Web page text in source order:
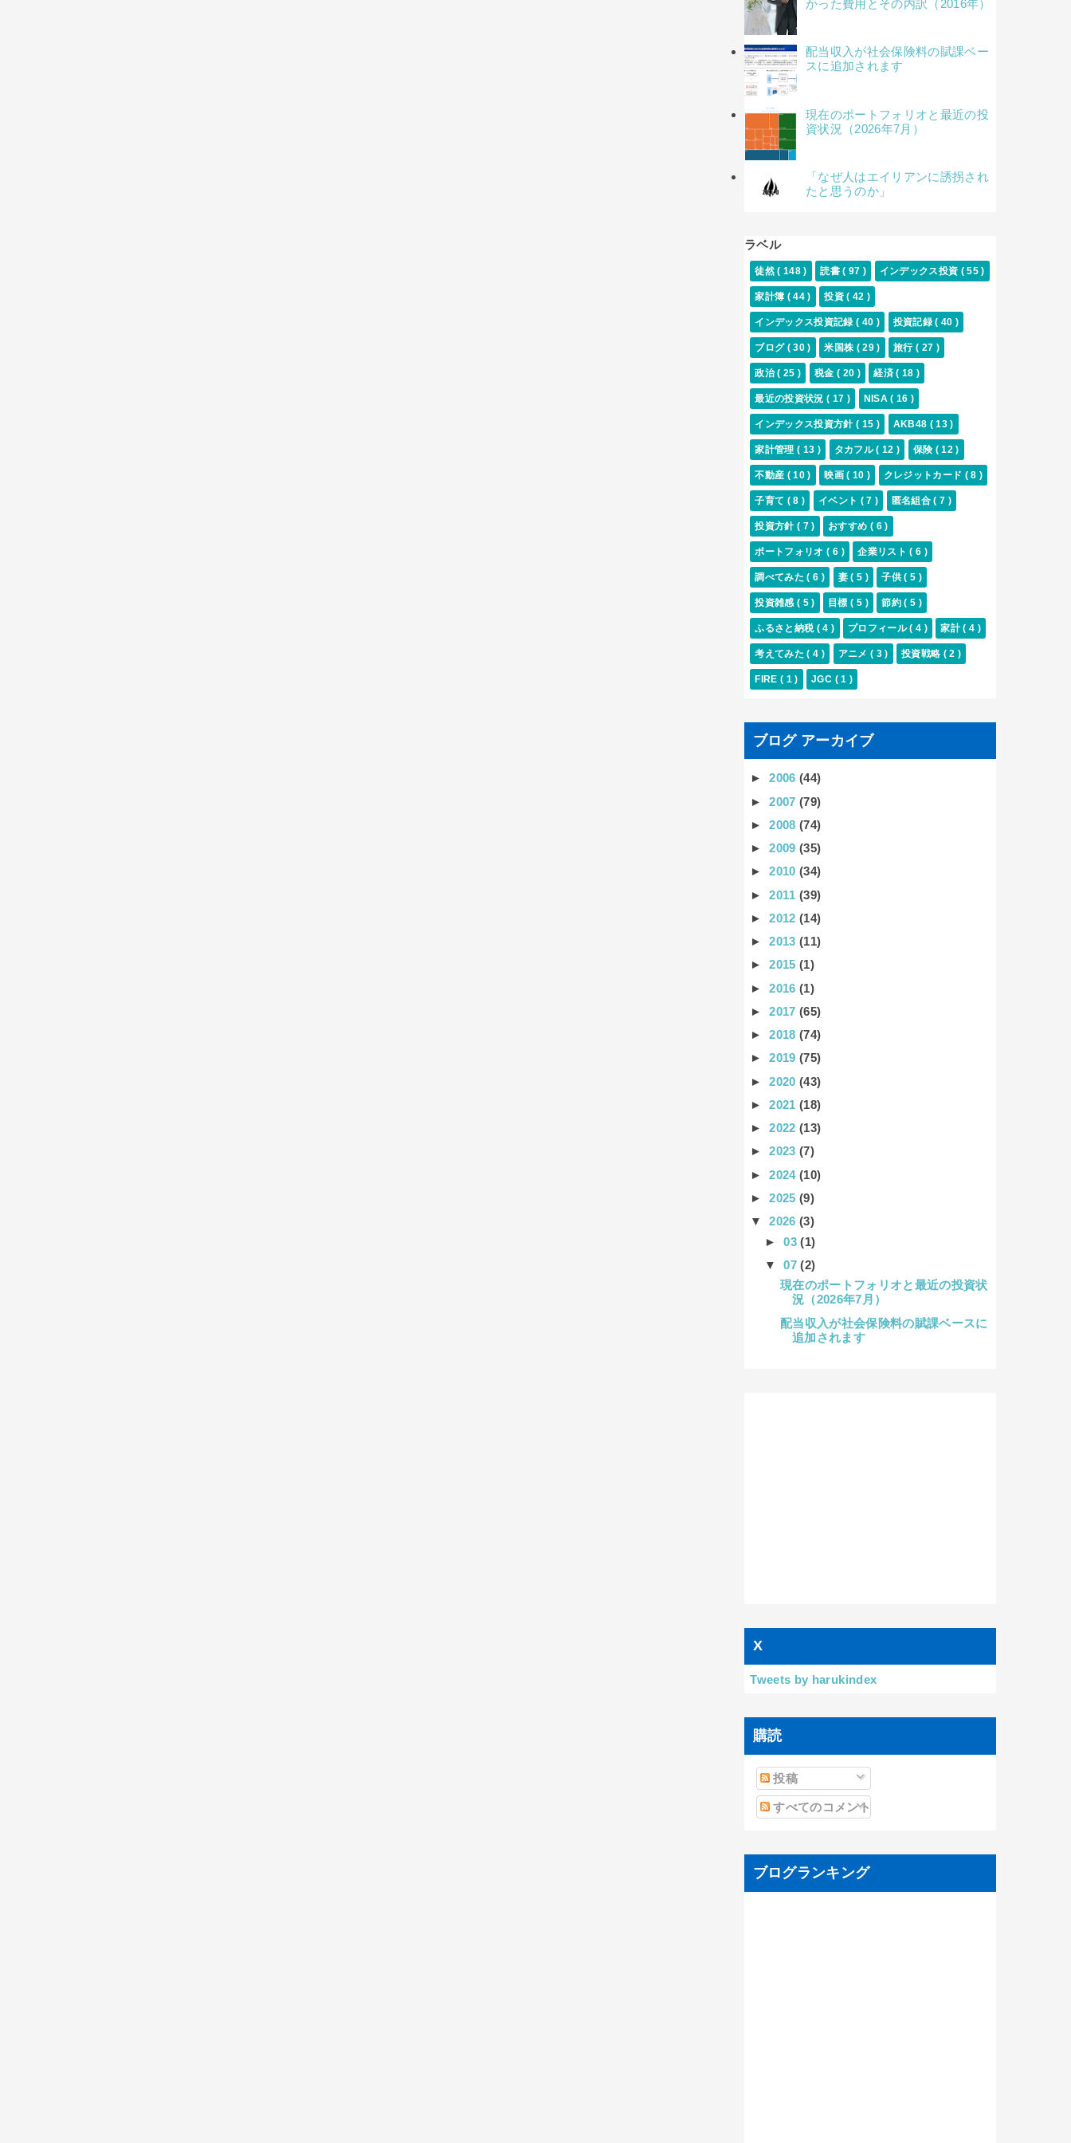
かった費用とその内訳（2016年）
配当収入が社会保険料の賦課ベー
スに追加されます
現在のポートフォリオと最近の投
資状況（2026年7月）
「なぜ人はエイリアンに誘拐され
たと思うのか」
ラベル
徒然( 148 ) 読書( 97 ) インデックス投資 ( 55 )
家計簿 ( 44 ) 投資( 42 )
インデックス投資記録( 40 ) 投資記録( 40 )
ブログ ( 30 ) 米国株 ( 29 ) 旅行 ( 27 )
政治( 25 ) 税金 ( 20 ) 経済( 18 )
最近の投資状況( 17 ) NISA( 16 )
インデックス投資方針( 15 ) AKB48 ( 13 )
家計管理( 13 ) タカフル( 12 ) 保険 ( 12 )
不動産 ( 10 ) 映画( 10 ) クレジットカード ( 8 )
子育て ( 8 ) イベント ( 7 ) 匿名組合( 7 )
投資方針( 7 ) おすすめ ( 6 )
ポートフォリオ( 6 ) 企業リスト( 6 )
調べてみた( 6 ) 妻( 5 ) 子供( 5 )
投資雑感( 5 ) 目標( 5 ) 節約( 5 )
ふるさと納税 ( 4 ) プロフィール( 4 ) 家計( 4 )
考えてみた( 4 ) アニメ ( 3 ) 投資戦略 ( 2 )
FIRE( 1 ) JGC ( 1 )
ブログ アーカイブ
►2006(44)
►2007(79)
►2008(74)
►2009(35)
►2010(34)
►2011(39)
►2012(14)
►2013(11)
►2015(1)
►2016(1)
►2017(65)
►2018(74)
►2019(75)
►2020(43)
►2021(18)
►2022(13)
►2023(7)
►2024(10)
►2025(9)
▼2026(3)
►03(1)
▼07(2)
現在のポートフォリオと最近の投資状
況（2026年7月）
配当収入が社会保険料の賦課ベースに
追加されます
X
Tweets by harukindex
購読
投稿
すべてのコメント
ブログランキング